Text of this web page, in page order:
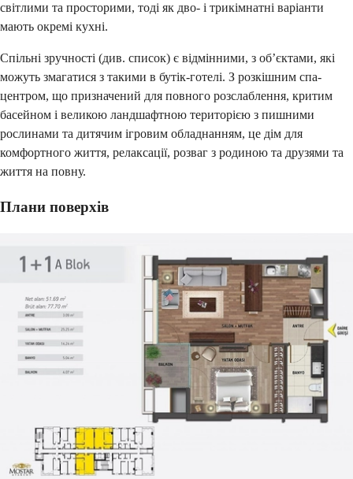
світлими та просторими, тоді як дво- і трикімнатні варіанти
мають окремі кухні.
Спільні зручності (див. список) є відмінними, з об’єктами, які
можуть змагатися з такими в бутік-готелі. З розкішним спа-
центром, що призначений для повного розслаблення, критим
басейном і великою ландшафтною територією з пишними
рослинами та дитячим ігровим обладнанням, це дім для
комфортного життя, релаксації, розваг з родиною та друзями та
життя на повну.
Плани поверхів